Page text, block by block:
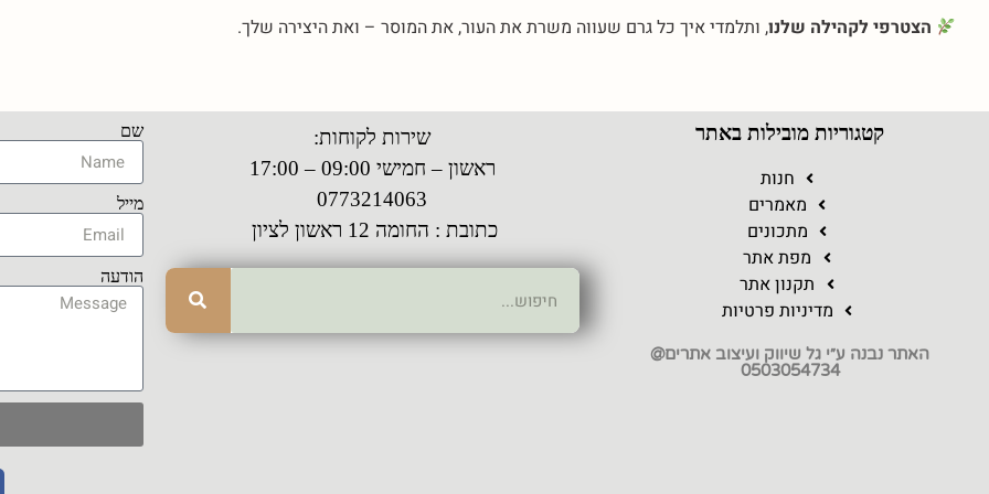
הצטרפי לקהילה שלנו, ותלמדי איך כל גרם שעווה משרת את העור, את המוסר – ואת היצירה שלך.
קטגוריות מובילות באתר
חנות
מאמרים
מתכונים
מפת אתר
תקנון אתר
מדיניות פרטיות
האתר נבנה ע״י גל שיווק ועיצוב אתרים@
0503054734
שירות לקוחות:
ראשון – חמישי 09:00 – 17:00
0773214063
כתובת : החומה 12 ראשון לציון
שם
מייל
הודעה